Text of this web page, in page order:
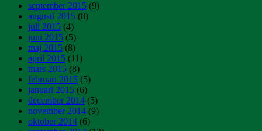
september 2015 (9)
augusti 2015 (8)
juli 2015 (4)
juni 2015 (5)
maj 2015 (8)
april 2015 (11)
mars 2015 (8)
februari 2015 (5)
januari 2015 (6)
december 2014 (5)
november 2014 (9)
oktober 2014 (6)